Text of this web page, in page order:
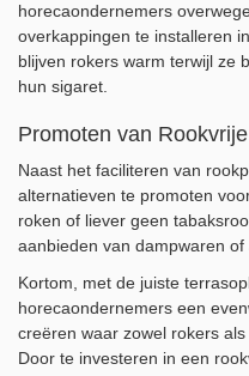
horecaondernemers
overkappingen te installeren
blijven rokers warm terwijl ze
hun sigaret.
Promoten van
Naast het faciliteren van
alternatieven te promoten
roken of liever geen
aanbieden van dampwaren of
Kortom, met de juiste
horecaondernemers een
creëren waar zowel rokers
Door te investeren in een